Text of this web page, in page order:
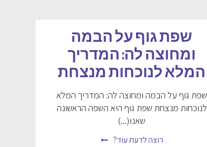
שפת גוף על הבמה
ומחוצה לה: המדריך
המלא לנוכחות מנצחת
שפת גוף על הבמה ומחוצה לה: המדריך המלא
לנוכחות מנצחת שפת גוף היא השפה הראשונה
שאנו(...)
רוצה לדעת עוד?